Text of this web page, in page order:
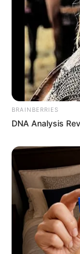
notícias de
Clique
BRAINBERRIES
DNA Analysis